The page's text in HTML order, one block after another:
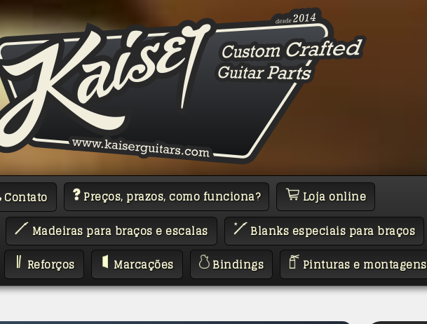
Contato Preços, prazos, como funciona?
Loja online
Madeiras para braços e escalas Blanks especiais para braços
Reforços Marcações Bindings Pinturas e montagens